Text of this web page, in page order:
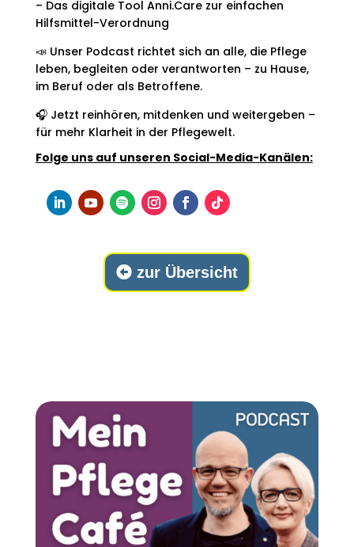
– Das digitale Tool Anni.Care zur einfachen
Hilfsmittel-Verordnung
📣 Unser Podcast richtet sich an alle, die Pflege
leben, begleiten oder verantworten – zu Hause,
im Beruf oder als Betroffene.
🎧 Jetzt reinhören, mitdenken und weitergeben –
für mehr Klarheit in der Pflegewelt.
Folge uns auf unseren Social-Media-Kanälen:
zur Übersicht